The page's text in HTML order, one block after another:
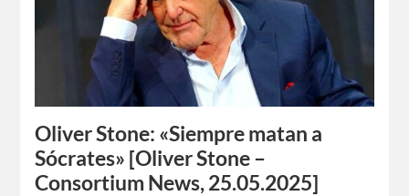
Oliver Stone: «Siempre matan a
Sócrates» [Oliver Stone –
Consortium News, 25.05.2025]